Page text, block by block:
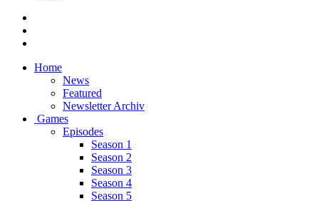
Home
News
Featured
Newsletter Archiv
Games
Episodes
Season 1
Season 2
Season 3
Season 4
Season 5